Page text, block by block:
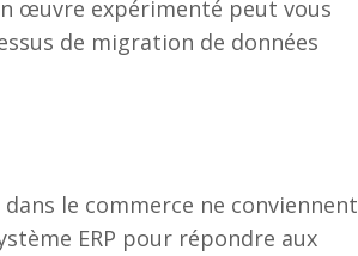
œuvre expérimenté peut vous
de migration de données
le commerce ne conviennent
ERP pour répondre aux